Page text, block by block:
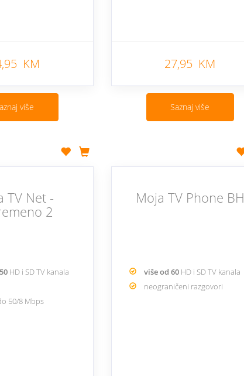
KM
više
27,95 KM
Saznaj više
TV Net -
2
HD i SD TV kanala
50/8 Mbps
Moja TV Phone BH
više od 60 HD i SD TV kanala
neograničeni razgovori